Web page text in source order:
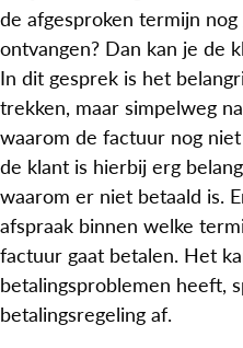
de afgesproken termijn
ontvangen? Dan kan je de
In dit gesprek is het
trekken, maar simpelweg
waarom de factuur nog
de klant is hierbij erg
waarom er niet betaald is.
afspraak binnen welke
factuur gaat betalen. Het
betalingsproblemen heeft,
betalingsregeling af.